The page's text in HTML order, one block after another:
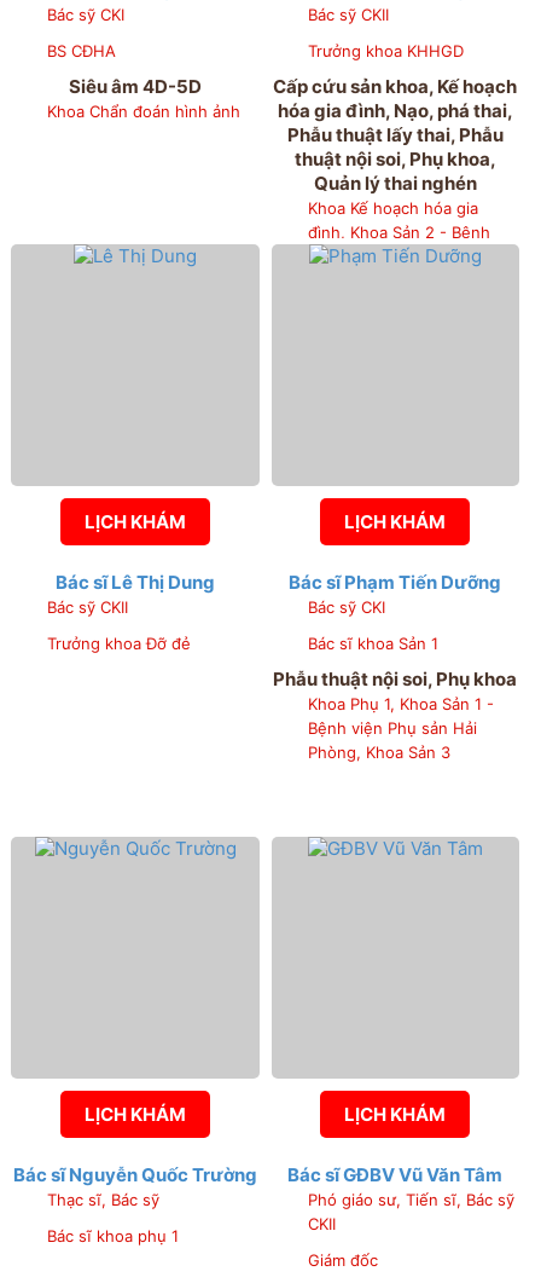
Bác sỹ CKI
BS CĐHA
Siêu âm 4D-5D
Khoa Chẩn đoán hình ảnh
Bác sỹ CKII
Trưởng khoa KHHGD
Cấp cứu sản khoa, Kế hoạch
hóa gia đình, Nạo, phá thai,
Phẫu thuật lấy thai, Phẫu
thuật nội soi, Phụ khoa,
Quản lý thai nghén
Khoa Kế hoạch hóa gia
đình, Khoa Sản 2 - Bệnh
viện Phụ sản Hải Phòng,
LỊCH KHÁM
Bác sĩ Lê Thị Dung
Bác sỹ CKII
Trưởng khoa Đỡ đẻ
LỊCH KHÁM
Bác sĩ Phạm Tiến Dưỡng
Bác sỹ CKI
Bác sĩ khoa Sản 1
Phẫu thuật nội soi, Phụ khoa
Khoa Phụ 1, Khoa Sản 1 -
Bệnh viện Phụ sản Hải
Phòng, Khoa Sản 3
LỊCH KHÁM
Bác sĩ Nguyễn Quốc Trường
Thạc sĩ, Bác sỹ
Bác sĩ khoa phụ 1
LỊCH KHÁM
Bác sĩ GĐBV Vũ Văn Tâm
Phó giáo sư, Tiến sĩ, Bác sỹ
CKII
Giám đốc